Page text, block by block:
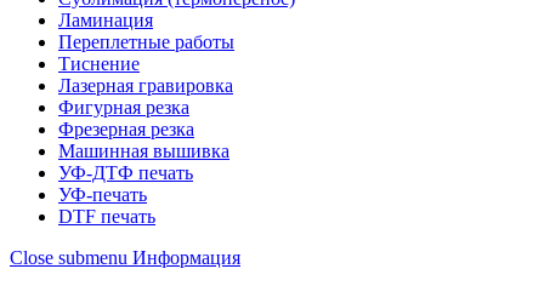
Ламинация
Переплетные работы
Тиснение
Лазерная гравировка
Фигурная резка
Фрезерная резка
Машинная вышивка
УФ-ДТФ печать
УФ-печать
DTF печать
Close submenu Информация